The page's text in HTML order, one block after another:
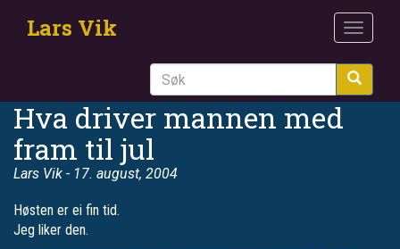
Lars Vik
Toggle
Søk
Hva driver mannen med
fram til jul
Lars Vik - 17. august, 2004
Høsten er ei fin tid.
Jeg liker den.